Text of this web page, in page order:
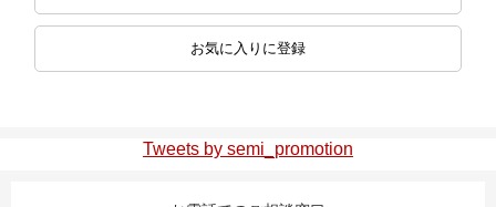
お気に入りに登録
Tweets by semi_promotion